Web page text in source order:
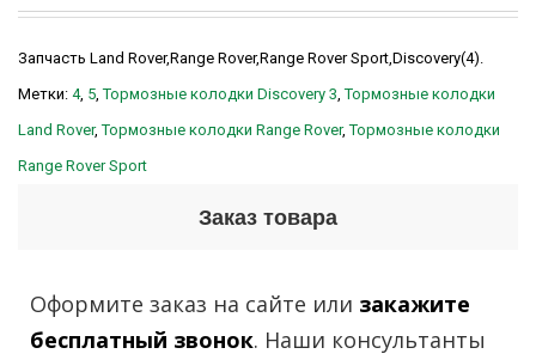
Запчасть Land Rover,Range Rover,Range Rover Sport,Discovery(4).
Метки: 4, 5,Тормозные колодки Discovery 3,Тормозные колодки
Land Rover,Тормозные колодки Range Rover,Тормозные колодки
Range Rover Sport
Заказ товара
Оформите заказ на сайте или закажите
бесплатный звонок. Наши консультанты